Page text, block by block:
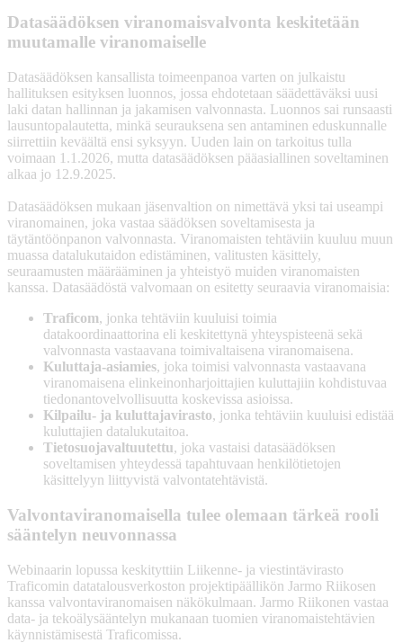
Datasäädöksen viranomaisvalvonta keskitetään
muutamalle viranomaiselle
Datasäädöksen kansallista toimeenpanoa varten on julkaistu
hallituksen esityksen luonnos, jossa ehdotetaan säädettäväksi uusi
laki datan hallinnan ja jakamisen valvonnasta. Luonnos sai runsaasti
lausuntopalautetta, minkä seurauksena sen antaminen eduskunnalle
siirrettiin keväältä ensi syksyyn. Uuden lain on tarkoitus tulla
voimaan 1.1.2026, mutta datasäädöksen pääasiallinen soveltaminen
alkaa jo 12.9.2025.
Datasäädöksen mukaan jäsenvaltion on nimettävä yksi tai useampi
viranomainen, joka vastaa säädöksen soveltamisesta ja
täytäntöönpanon valvonnasta. Viranomaisten tehtäviin kuuluu muun
muassa datalukutaidon edistäminen, valitusten käsittely,
seuraamusten määrääminen ja yhteistyö muiden viranomaisten
kanssa. Datasäädöstä valvomaan on esitetty seuraavia viranomaisia:
Traficom, jonka tehtäviin kuuluisi toimia
datakoordinaattorina eli keskitettynä yhteyspisteenä sekä
valvonnasta vastaavana toimivaltaisena viranomaisena.
Kuluttaja-asiamies, joka toimisi valvonnasta vastaavana
viranomaisena elinkeinonharjoittajien kuluttajiin kohdistuvaa
tiedonantovelvollisuutta koskevissa asioissa.
Kilpailu- ja kuluttajavirasto, jonka tehtäviin kuuluisi edistää
kuluttajien datalukutaitoa.
Tietosuojavaltuutettu, joka vastaisi datasäädöksen
soveltamisen yhteydessä tapahtuvaan henkilötietojen
käsittelyyn liittyvistä valvontatehtävistä.
Valvontaviranomaisella tulee olemaan tärkeä rooli
sääntelyn neuvonnassa
Webinaarin lopussa keskityttiin Liikenne- ja viestintävirasto
Traficomin datatalousverkoston projektipäällikön Jarmo Riikosen
kanssa valvontaviranomaisen näkökulmaan. Jarmo Riikonen vastaa
data- ja tekoälysääntelyn mukanaan tuomien viranomaistehtävien
käynnistämisestä Traficomissa.